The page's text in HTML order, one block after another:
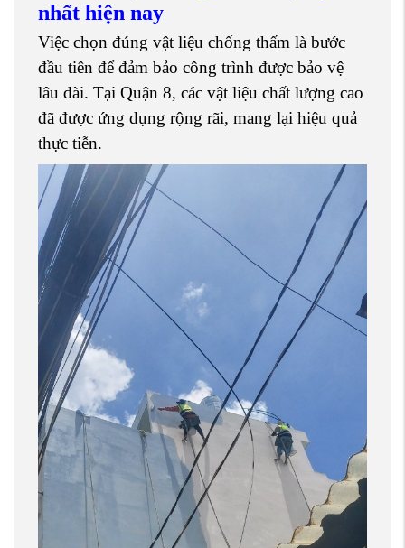
nhất hiện nay
Việc chọn đúng vật liệu chống thấm là bước
đầu tiên để đảm bảo công trình được bảo vệ
lâu dài. Tại Quận 8, các vật liệu chất lượng cao
đã được ứng dụng rộng rãi, mang lại hiệu quả
thực tiễn.